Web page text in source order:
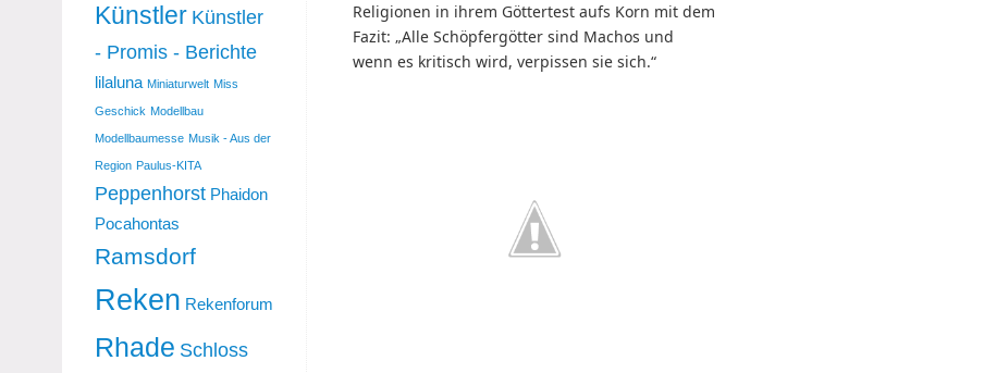
Religionen in ihrem Göttertest aufs Korn mit dem
Fazit: „Alle Schöpfergötter sind Machos und
wenn es kritisch wird, verpissen sie sich.“
Künstler Künstler
- Promis - Berichte
lilaluna Miniaturwelt Miss
Geschick Modellbau
Modellbaumesse Musik - Aus der
Region Paulus-KITA
Peppenhorst Phaidon
Pocahontas
Ramsdorf
Reken Rekenforum
Rhade Schloss